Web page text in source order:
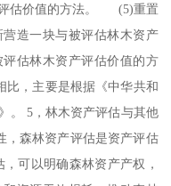
评估价值的方法。 (5)重置
造一块与被评估林木资产
估林木资产评估价值的方
，主要是根据《中华共和
。 5，林木资产评估与其他
森林资产评估是资产评估
可以明确森林资产产权，